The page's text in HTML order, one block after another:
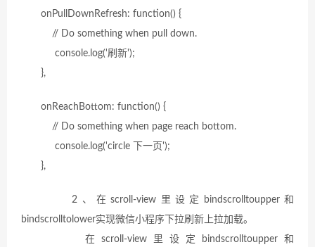
onPullDownRefresh: function() {
// Do something when pull down.
console.log('刷新');
},
onReachBottom: function() {
// Do something when page reach bottom.
console.log('circle 下一页');
},
2、在scroll-view里设定bindscrolltoupper和
bindscrolltolower实现微信小程序下拉刷新上拉加载。
在scroll-view里设定bindscrolltoupper和